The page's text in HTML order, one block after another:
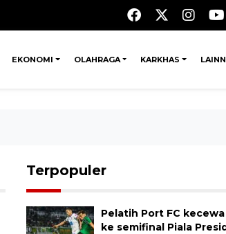
EKONOMI OLAHRAGA KARKHAS
Terpopuler
Pelatih Port FC
ke semifinal Piala